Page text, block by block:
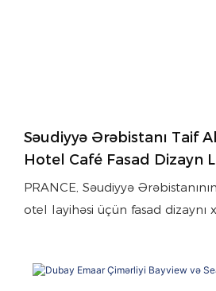
Səudiyyə Ərəbistanı Taif
Hotel Café Fasad Dizayn
PRANCE, Səudiyyə
otel layihəsi üçün fasad dizaynı
günəş radiasiyası və intensiv